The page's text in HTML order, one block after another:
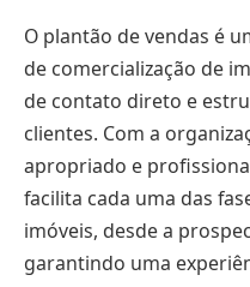
O plantão de vendas é
de comercialização de
de contato direto e
clientes. Com a
apropriado e
facilita cada uma das
imóveis, desde a
garantindo uma